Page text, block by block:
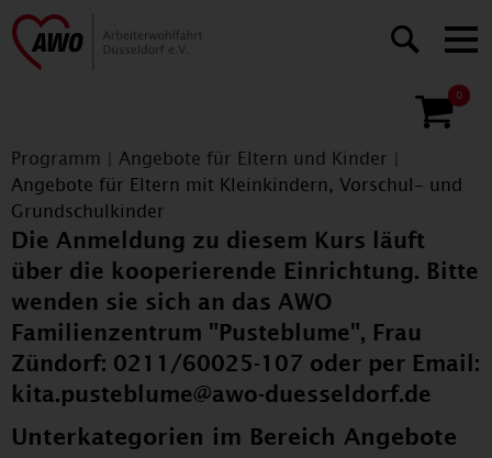
0
Programm Angebote für Eltern und Kinder
Angebote für Eltern mit Kleinkindern, Vorschul- und
Grundschulkinder
Die Anmeldung zu diesem Kurs läuft
über die kooperierende Einrichtung. Bitte
wenden sie sich an das AWO
Familienzentrum "Pusteblume", Frau
Zündorf: 0211/60025-107 oder per Email:
kita.pusteblume@awo-duesseldorf.de
Unterkategorien im Bereich Angebote